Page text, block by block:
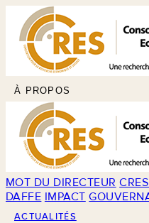
À PROPOS
MOT DU DIRECTEUR
DAFFE IMPACT
ACTUALITÉS